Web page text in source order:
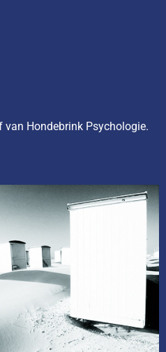
Hondebrink Psychologie.